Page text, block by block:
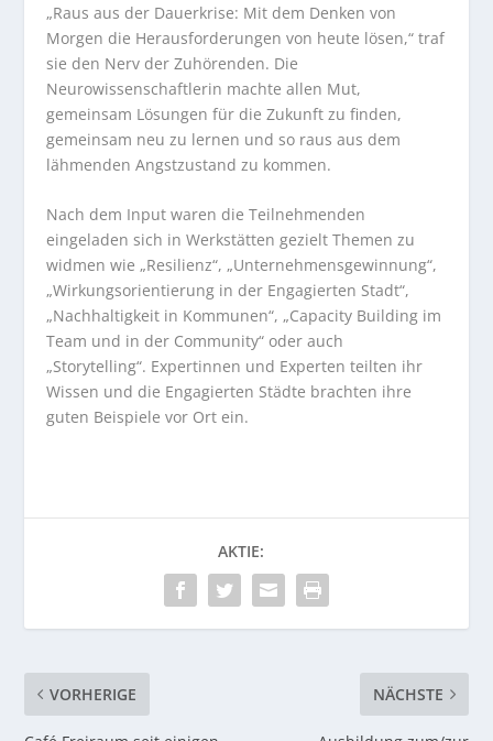
„Raus aus der Dauerkrise: Mit dem Denken von
Morgen die Herausforderungen von heute lösen,“ traf
sie den Nerv der Zuhörenden. Die
Neurowissenschaftlerin machte allen Mut,
gemeinsam Lösungen für die Zukunft zu finden,
gemeinsam neu zu lernen und so raus aus dem
lähmenden Angstzustand zu kommen.
Nach dem Input waren die Teilnehmenden
eingeladen sich in Werkstätten gezielt Themen zu
widmen wie „Resilienz“, „Unternehmensgewinnung“,
„Wirkungsorientierung in der Engagierten Stadt“,
„Nachhaltigkeit in Kommunen“, „Capacity Building im
Team und in der Community“ oder auch
„Storytelling“. Expertinnen und Experten teilten ihr
Wissen und die Engagierten Städte brachten ihre
guten Beispiele vor Ort ein.
AKTIE:
VORHERIGE NÄCHSTE